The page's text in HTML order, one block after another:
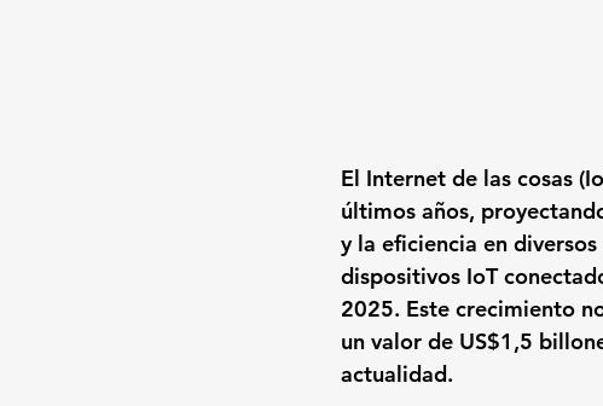
El Internet de las cosas
últimos años,
y la eficiencia en
dispositivos IoT
2025. Este crecimiento
un valor de US$1,5
actualidad.